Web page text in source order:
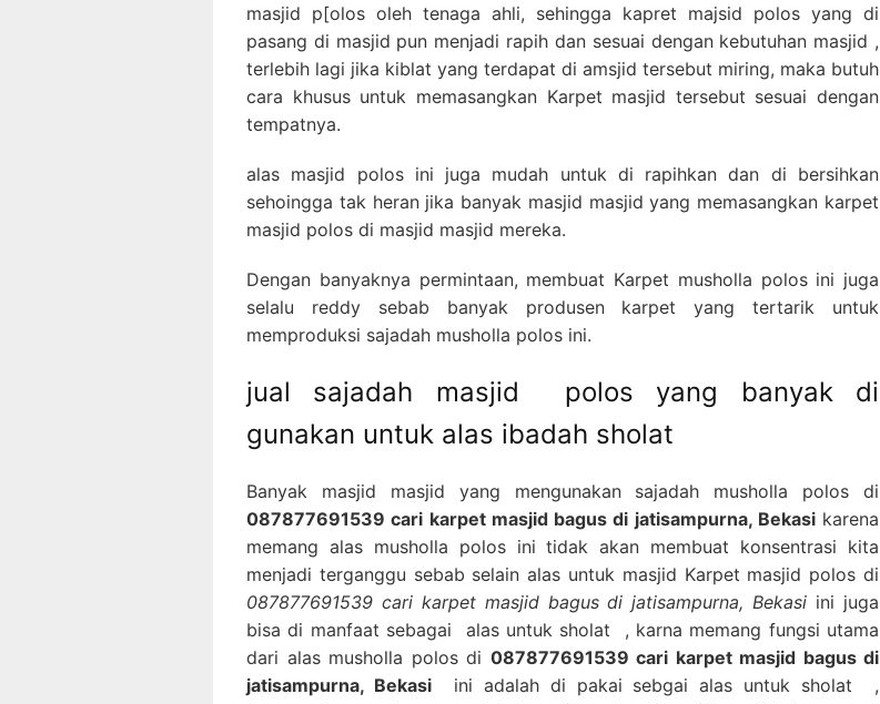
masjid p[olos oleh tenaga ahli, sehingga kapret majsid polos yang di
pasang di masjid pun menjadi rapih dan sesuai dengan kebutuhan masjid ,
terlebih lagi jika kiblat yang terdapat di amsjid tersebut miring, maka butuh
cara khusus untuk memasangkan Karpet masjid tersebut sesuai dengan
tempatnya.
alas masjid polos ini juga mudah untuk di rapihkan dan di bersihkan
sehoingga tak heran jika banyak masjid masjid yang memasangkan karpet
masjid polos di masjid masjid mereka.
Dengan banyaknya permintaan, membuat Karpet musholla polos ini juga
selalu reddy sebab banyak produsen karpet yang tertarik untuk
memproduksi sajadah musholla polos ini.
jual sajadah masjid polos yang banyak di
gunakan untuk alas ibadah sholat
Banyak masjid masjid yang mengunakan sajadah musholla polos di
087877691539 cari karpet masjid bagus di jatisampurna, Bekasikarena
memang alas musholla polos ini tidak akan membuat konsentrasi kita
menjadi terganggu sebab selain alas untuk masjid Karpet masjid polos di
087877691539 cari karpet masjid bagus di jatisampurna, Bekasi ini juga
bisa di manfaat sebagai alas untuk sholat , karna memang fungsi utama
dari alas musholla polos di 087877691539 cari karpet masjid bagus di
jatisampurna, Bekasiini adalah di pakai sebgai alas untuk sholat ,